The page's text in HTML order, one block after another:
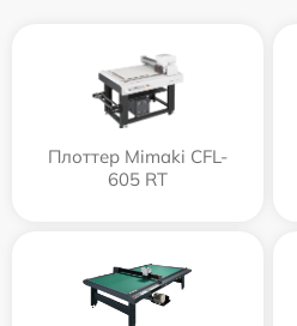
Плоттер Mimaki CFL-
605 RT